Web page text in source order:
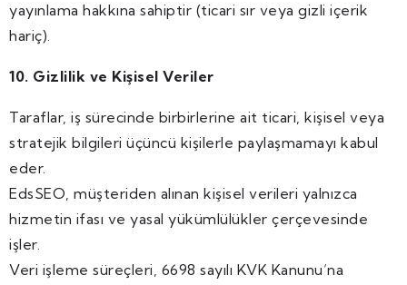
yayınlama hakkına sahiptir (ticari sır veya gizli içerik
hariç).
10. Gizlilik ve Kişisel Veriler
Taraflar, iş sürecinde birbirlerine ait ticari, kişisel veya
stratejik bilgileri üçüncü kişilerle paylaşmamayı kabul
eder.
EdsSEO, müşteriden alınan kişisel verileri yalnızca
hizmetin ifası ve yasal yükümlülükler çerçevesinde
işler.
Veri işleme süreçleri, 6698 sayılı KVK Kanunu’na